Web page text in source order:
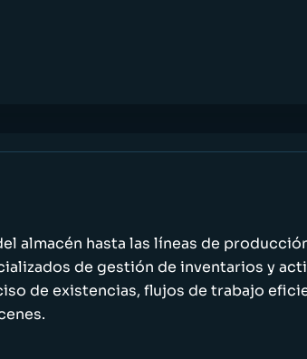
almacén hasta las líneas de
de gestión de inventarios y
de existencias, flujos de trabajo